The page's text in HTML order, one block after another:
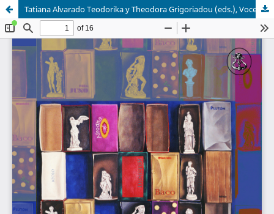
Tatiana Alvarado Teodorika y Theodora Grigoriadou (eds.), Voces helenas en la poesía hispánica, Toulouse, Presses Universitaires du Midi, 2024, 302 pp, ISBN: 978-2-8107-1273-1